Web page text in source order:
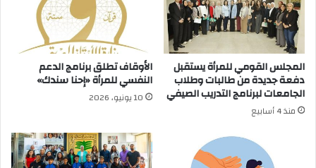
المجلس القومي للمرأة يستقبل
دفعة جديدة من طالبات وطلاب
الجامعات لبرنامج التدريب الصيفي
منذ 4 أسابيع
الأوقاف تطلق برنامج الدعم
النفسي للمرأة «إحنا سندك»
10 يونيو، 2026